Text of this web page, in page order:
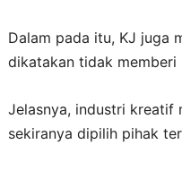
Dalam pada itu, KJ juga
dikatakan tidak memberi
Jelasnya, industri kreatif
sekiranya dipilih pihak